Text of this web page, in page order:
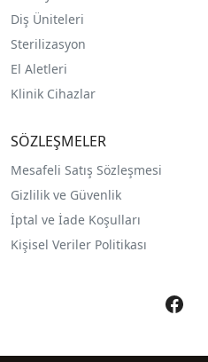
Diş Üniteleri
Sterilizasyon
El Aletleri
Klinik Cihazlar
SÖZLEŞMELER
Mesafeli Satış Sözleşmesi
Gizlilik ve Güvenlik
İptal ve İade Koşulları
Kişisel Veriler Politikası